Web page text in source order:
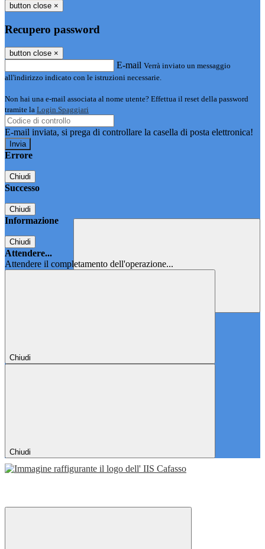
button close ×
Recupero password
button close ×
E-mail Verrà inviato un messaggio
all'indirizzo indicato con le istruzioni necessarie.
Non hai una e-mail associata al nome utente? Effettua il reset della password
tramite la Login Spaggiari
E-mail inviata, si prega di controllare la casella di posta elettronica!
Errore
Chiudi
Successo
Chiudi
Informazione
Chiudi
Attendere...
Attendere il completamento dell'operazione...
Chiudi
Chiudi